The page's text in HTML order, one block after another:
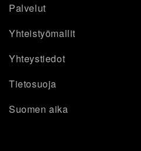
Palvelut
Yhteistyömallit
Yhteystiedot
Tietosuoja
Suomen aika